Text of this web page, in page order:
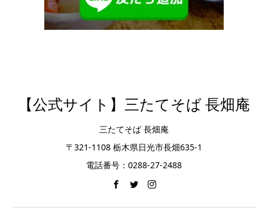
【公式サイト】三たてそば 長畑庵
三たてそば 長畑庵
〒321-1108 栃木県日光市長畑635-1
電話番号：0288-27-2488